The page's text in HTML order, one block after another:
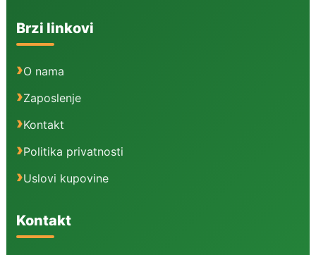
Brzi linkovi
O nama
Zaposlenje
Kontakt
Politika privatnosti
Uslovi kupovine
Kontakt